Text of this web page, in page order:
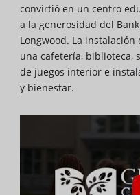
convirtió en un centro
a la generosidad del
Longwood. La
una cafetería, biblioteca,
de juegos interior e
y bienestar.